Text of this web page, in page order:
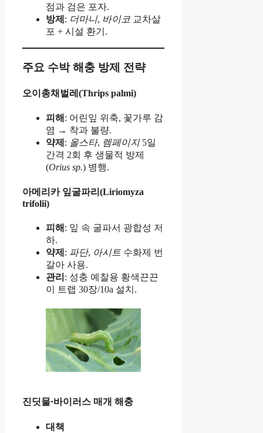
점과 검은 포자.
방제 : 더마니, 바이코 교차살
포 + 시설 환기.
주요 수박 해충 방제 전략
오이총채벌레(Thrips palmi)
피해 : 어린잎 위축, 꽃가루 감
염 → 착과 불량.
약제 : 올스타, 렘페이지5일
간격 2회 후 생물적 방제
(Orius sp.) 병행.
아메리카 잎굴파리(Liriomyza
trifolii)
피해 : 잎 속 굴파서 광합성 저
하.
약제 : 파단, 아시트 수화제 번
갈아 사용.
관리 : 성충 예찰용 황색끈끈
이 트랩 30장/10a 설치.
진딧물·바이러스 매개 해충
대책